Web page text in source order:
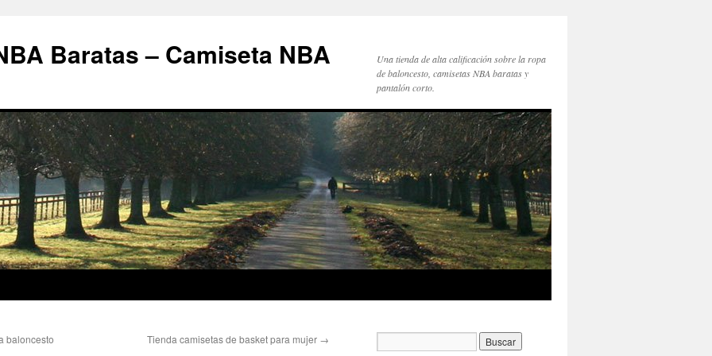
Baratas – Camiseta NBA
Una tienda de alta calificación sobre la ropa
de baloncesto, camisetas NBA baratas y
pantalón corto.
baloncesto Tienda camisetas de basket para mujer →